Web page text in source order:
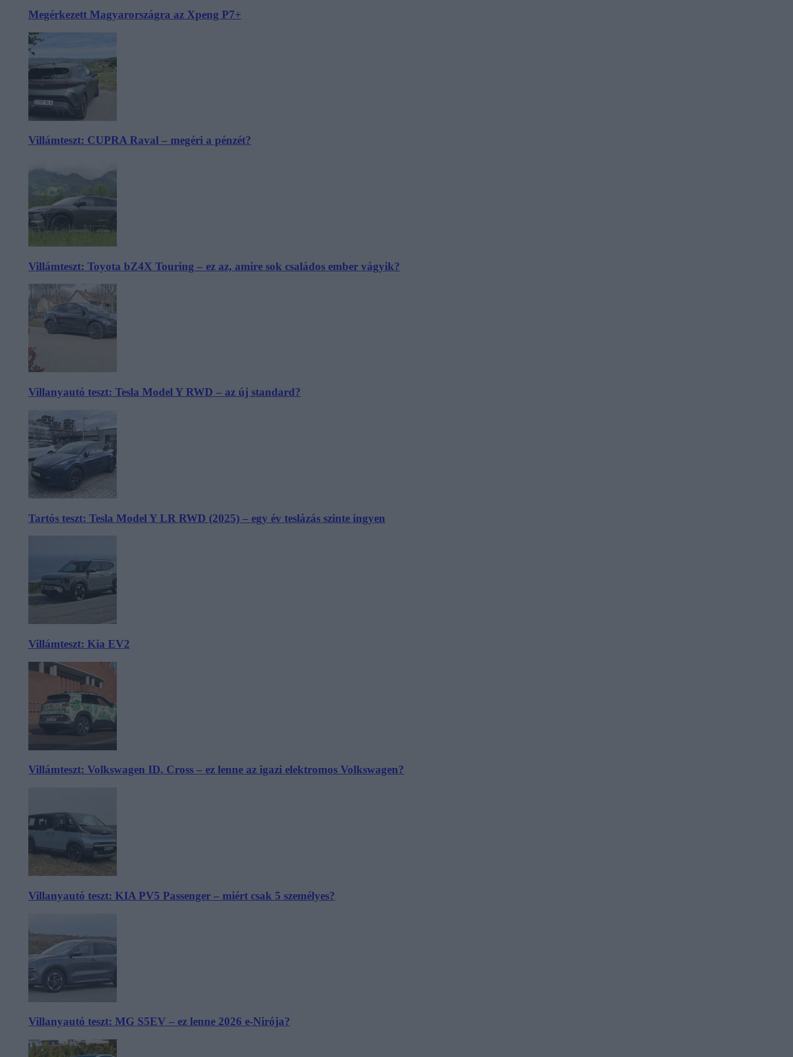
Megérkezett Magyarországra az Xpeng P7+
Villámteszt: CUPRA Raval – megéri a pénzét?
Villámteszt: Toyota bZ4X Touring – ez az, amire sok családos ember vágyik?
Villanyautó teszt: Tesla Model Y RWD – az új standard?
Tartós teszt: Tesla Model Y LR RWD (2025) – egy év teslázás szinte ingyen
Villámteszt: Kia EV2
Villámteszt: Volkswagen ID. Cross – ez lenne az igazi elektromos Volkswagen?
Villanyautó teszt: KIA PV5 Passenger – miért csak 5 személyes?
Villanyautó teszt: MG S5EV – ez lenne 2026 e-Nirója?